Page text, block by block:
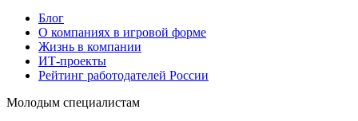
Блог
О компаниях в игровой форме
Жизнь в компании
ИТ-проекты
Рейтинг работодателей России
Молодым специалистам